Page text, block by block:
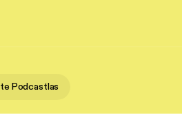
Podcastlas